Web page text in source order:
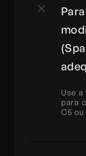
Use a
para
C5